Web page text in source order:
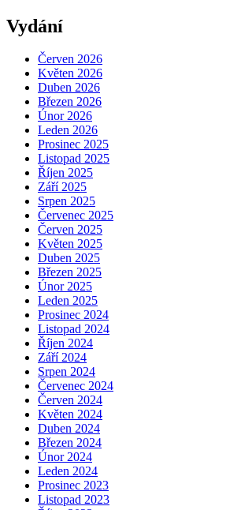
Vydání
Červen 2026
Květen 2026
Duben 2026
Březen 2026
Únor 2026
Leden 2026
Prosinec 2025
Listopad 2025
Říjen 2025
Září 2025
Srpen 2025
Červenec 2025
Červen 2025
Květen 2025
Duben 2025
Březen 2025
Únor 2025
Leden 2025
Prosinec 2024
Listopad 2024
Říjen 2024
Září 2024
Srpen 2024
Červenec 2024
Červen 2024
Květen 2024
Duben 2024
Březen 2024
Únor 2024
Leden 2024
Prosinec 2023
Listopad 2023